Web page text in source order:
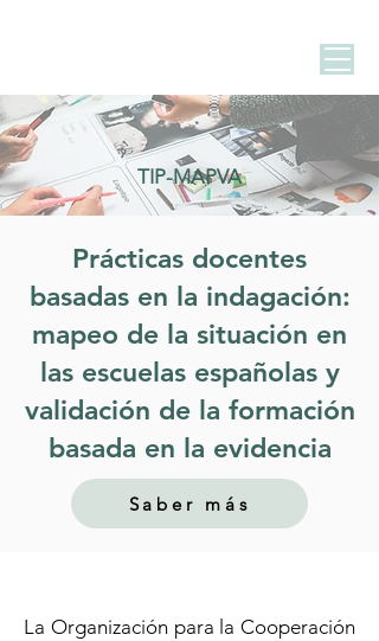
TIP-MAPVA
Prácticas docentes
basadas en la indagación:
mapeo de la situación en
las escuelas españolas y
validación de la formación
basada en la evidencia
Saber más
​La Organización para la Cooperación